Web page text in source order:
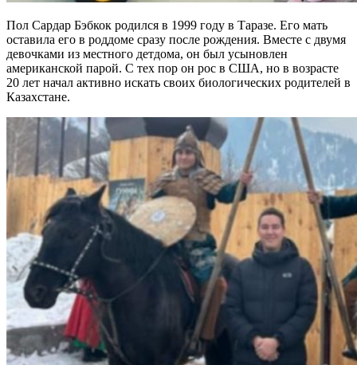
Пол Сардар Бэбкок родился в 1999 году в Таразе. Его мать
оставила его в роддоме сразу после рождения. Вместе с двумя
девочками из местного детдома, он был усыновлен
американской парой. С тех пор он рос в США, но в возрасте
20 лет начал активно искать своих биологических родителей в
Казахстане.